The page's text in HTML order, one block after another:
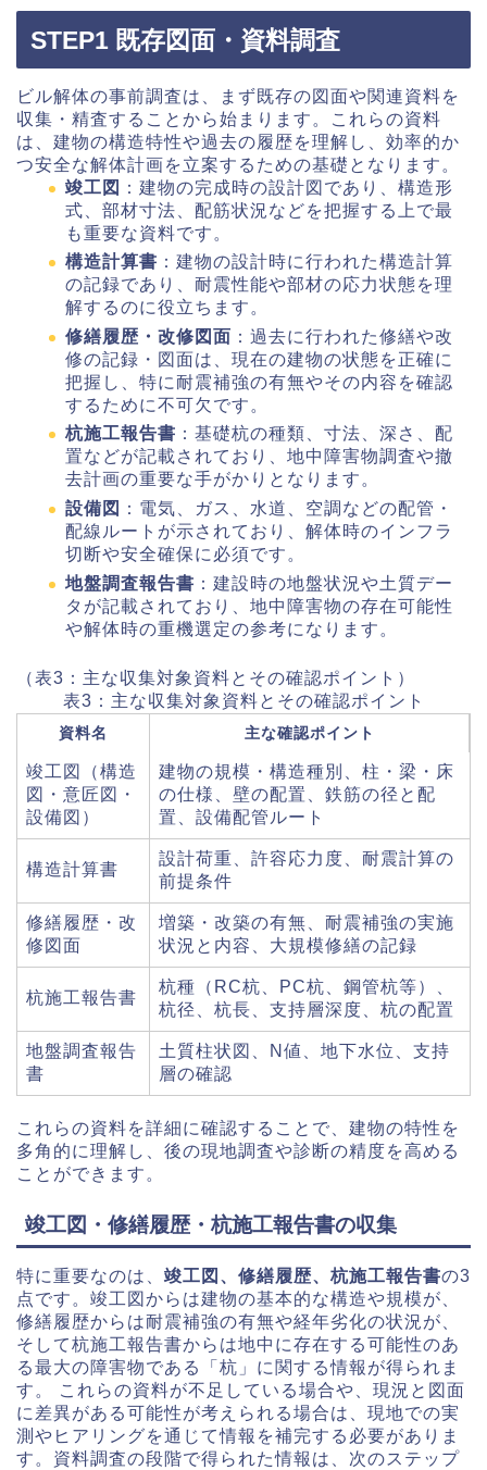
STEP1 既存図面・資料調査
ビル解体の事前調査は、まず既存の図面や関連資料を
収集・精査することから始まります。これらの資料
は、建物の構造特性や過去の履歴を理解し、効率的か
つ安全な解体計画を立案するための基礎となります。
竣工図
：建物の完成時の設計図であり、構造形
式、部材寸法、配筋状況などを把握する上で最
も重要な資料です。
構造計算書 ：建物の設計時に行われた構造計算
の記録であり、耐震性能や部材の応力状態を理
解するのに役立ちます。
修繕履歴・改修図面 ：過去に行われた修繕や改
修の記録・図面は、現在の建物の状態を正確に
把握し、特に耐震補強の有無やその内容を確認
するために不可欠です。
杭施工報告書 ：基礎杭の種類、寸法、深さ、配
置などが記載されており、地中障害物調査や撤
去計画の重要な手がかりとなります。
設備図
：電気、ガス、水道、空調などの配管・
配線ルートが示されており、解体時のインフラ
切断や安全確保に必須です。
地盤調査報告書 ：建設時の地盤状況や土質デー
タが記載されており、地中障害物の存在可能性
や解体時の重機選定の参考になります。
（表3：主な収集対象資料とその確認ポイント）
表3：主な収集対象資料とその確認ポイント
資料名 主な確認ポイント
竣工図（構造
図・意匠図・
設備図）
建物の規模・構造種別、柱・梁・床
の仕様、壁の配置、鉄筋の径と配
置、設備配管ルート
構造計算書
設計荷重、許容応力度、耐震計算の
前提条件
修繕履歴・改
修図面
増築・改築の有無、耐震補強の実施
状況と内容、大規模修繕の記録
杭施工報告書
杭種（RC杭、PC杭、鋼管杭等）、
杭径、杭長、支持層深度、杭の配置
地盤調査報告
書
土質柱状図、N値、地下水位、支持
層の確認
これらの資料を詳細に確認することで、建物の特性を
多角的に理解し、後の現地調査や診断の精度を高める
ことができます。
竣工図・修繕履歴・杭施工報告書の収集
特に重要なのは、 竣工図、修繕履歴、杭施工報告書の3
点です。竣工図からは建物の基本的な構造や規模が、
修繕履歴からは耐震補強の有無や経年劣化の状況が、
そして杭施工報告書からは地中に存在する可能性のあ
る最大の障害物である「杭」に関する情報が得られま
す。 これらの資料が不足している場合や、現況と図面
に差異がある可能性が考えられる場合は、現地での実
測やヒアリングを通じて情報を補完する必要がありま
す。資料調査の段階で得られた情報は、次のステップ